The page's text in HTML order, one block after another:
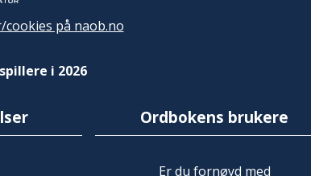
på naob.no
i 2026
Ordbokens brukere
Er du fornøyd med